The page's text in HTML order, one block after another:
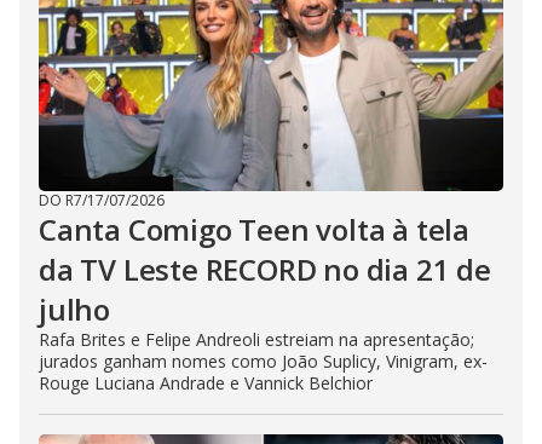
DO R7/17/07/2026
Canta Comigo Teen volta à tela
da TV Leste RECORD no dia 21 de
julho
Rafa Brites e Felipe Andreoli estreiam na apresentação;
jurados ganham nomes como João Suplicy, Vinigram, ex-
Rouge Luciana Andrade e Vannick Belchior